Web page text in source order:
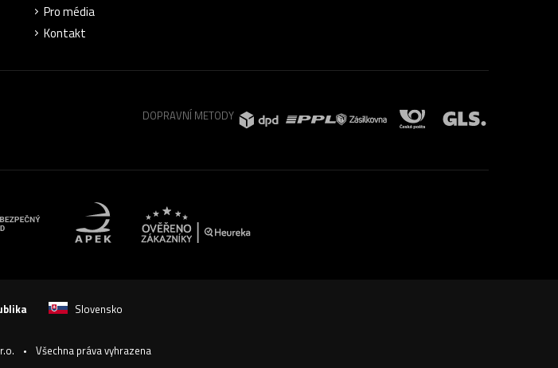
Pro média
Kontakt
DOPRAVNÍ METODY
Slovensko
Všechna práva vyhrazena